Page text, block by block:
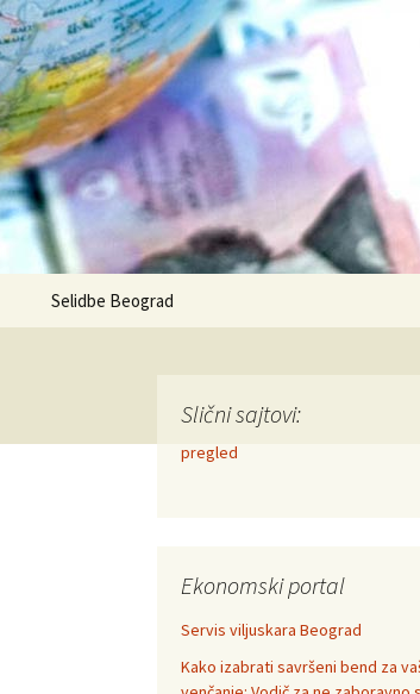
Selidbe Beograd
Slični sajtovi:
pregled
Ekonomski portal
Servis viljuskara Beograd
Kako izabrati savršeni bend za